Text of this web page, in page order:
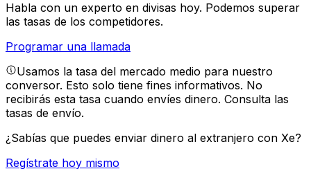
Habla con un experto en divisas hoy. Podemos superar
las tasas de los competidores.
Programar una llamada
Usamos la tasa del mercado medio para nuestro
conversor. Esto solo tiene fines informativos. No
recibirás esta tasa cuando envíes dinero. Consulta las
tasas de envío.
¿Sabías que puedes enviar dinero al extranjero con Xe?
Regístrate hoy mismo